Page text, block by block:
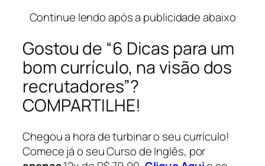
Continue lendo após a publicidade abaixo
Gostou de “6 Dicas para um
bom currículo, na visão dos
recrutadores”?
COMPARTILHE!
Chegou a hora de turbinar o seu currículo!
Comece já o seu Curso de Inglês, por